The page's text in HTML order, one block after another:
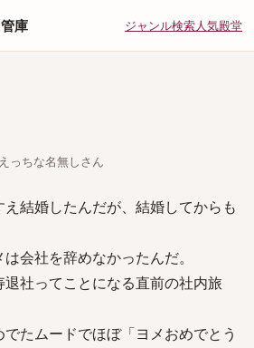
庫 ジャンル検索人気殿堂
ちな名無しさん
結婚したんだが、結婚してからも
会社を辞めなかったんだ。
社ってことになる直前の社内旅
たムードでほぼ「ヨメおめでとう